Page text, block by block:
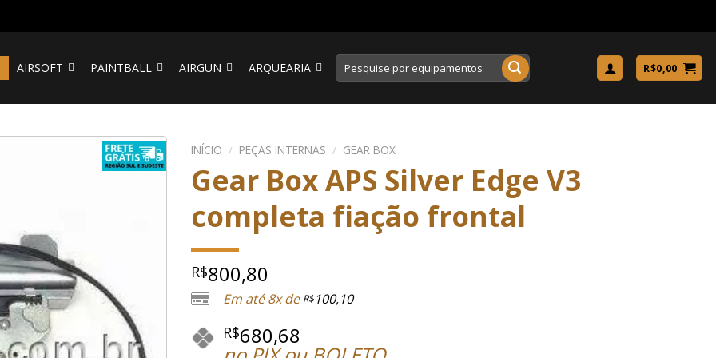
AIRSOFT PAINTBALL AIRGUN ARQUEARIA
Pesquisar
por:
R$0,00
INÍCIO / PEÇAS INTERNAS / GEAR BOX
Gear Box APS Silver Edge V3
completa fiação frontal
R$800,80
Em até 8x de R$100,10
R$680,68